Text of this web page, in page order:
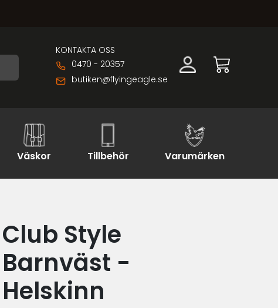
KONTAKTA OSS
0470 - 20357
butiken@flyingeagle.se
Väskor Tillbehör Varumärken
Club Style
Barnväst -
Helskinn